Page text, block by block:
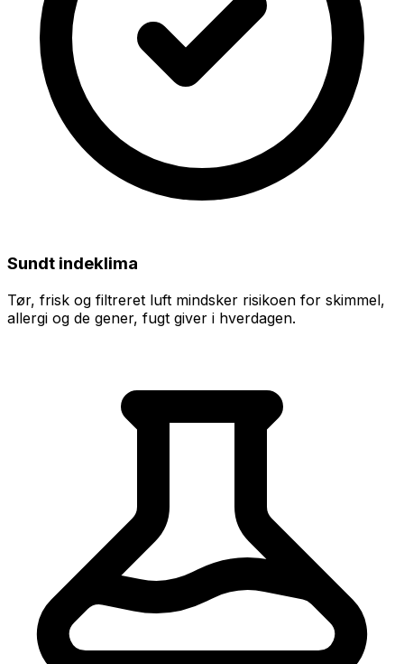
Sundt indeklima
Tør, frisk og filtreret luft mindsker risikoen for skimmel,
allergi og de gener, fugt giver i hverdagen.